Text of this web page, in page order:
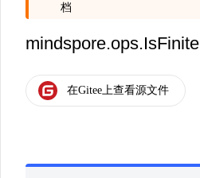
档
mindspore.ops.IsFinite